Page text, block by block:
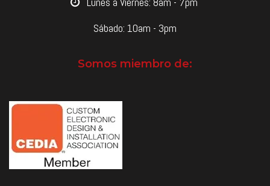
Sábado: 10am - 3pm
Somos miembro de: